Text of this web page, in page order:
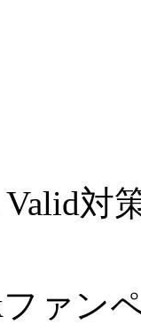
対
ファン